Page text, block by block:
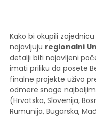
Kako bi okupili
najavljuju regionalni
detalji biti najavljeni
imati priliku da posete
finalne projekte uživo
odmere snage
(Hrvatska, Slovenija,
Rumunija, Bugarska,